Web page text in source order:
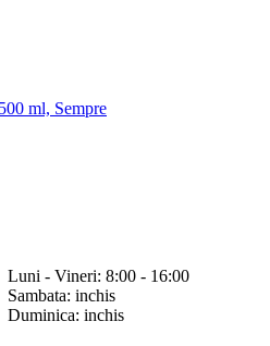
ml, Sempre
Luni - Vineri: 8:00 - 16:00
Sambata: inchis
Duminica: inchis